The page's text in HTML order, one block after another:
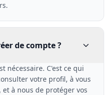
de compte ?
nécessaire. C'est ce qui
votre profil, à vous
à nous de protéger vos